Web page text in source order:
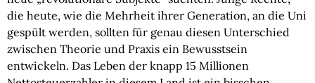
die heute, wie die Mehrheit ihrer Generation, an die Uni
gespült werden, sollten für genau diesen Unterschied
zwischen Theorie und Praxis ein Bewusstsein
entwickeln. Das Leben der knapp 15 Millionen